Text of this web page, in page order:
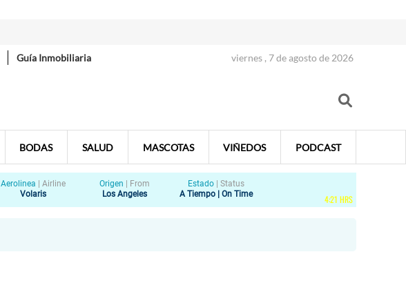
Guía Inmobiliaria viernes , 7 de agosto de 2026
BODAS SALUD MASCOTAS VIÑEDOS PODCAST
Aerolinea
Airline
Volaris
Origen
From
Los Angeles
Estado
Status
A Tiempo | On Time
4:21 HRS